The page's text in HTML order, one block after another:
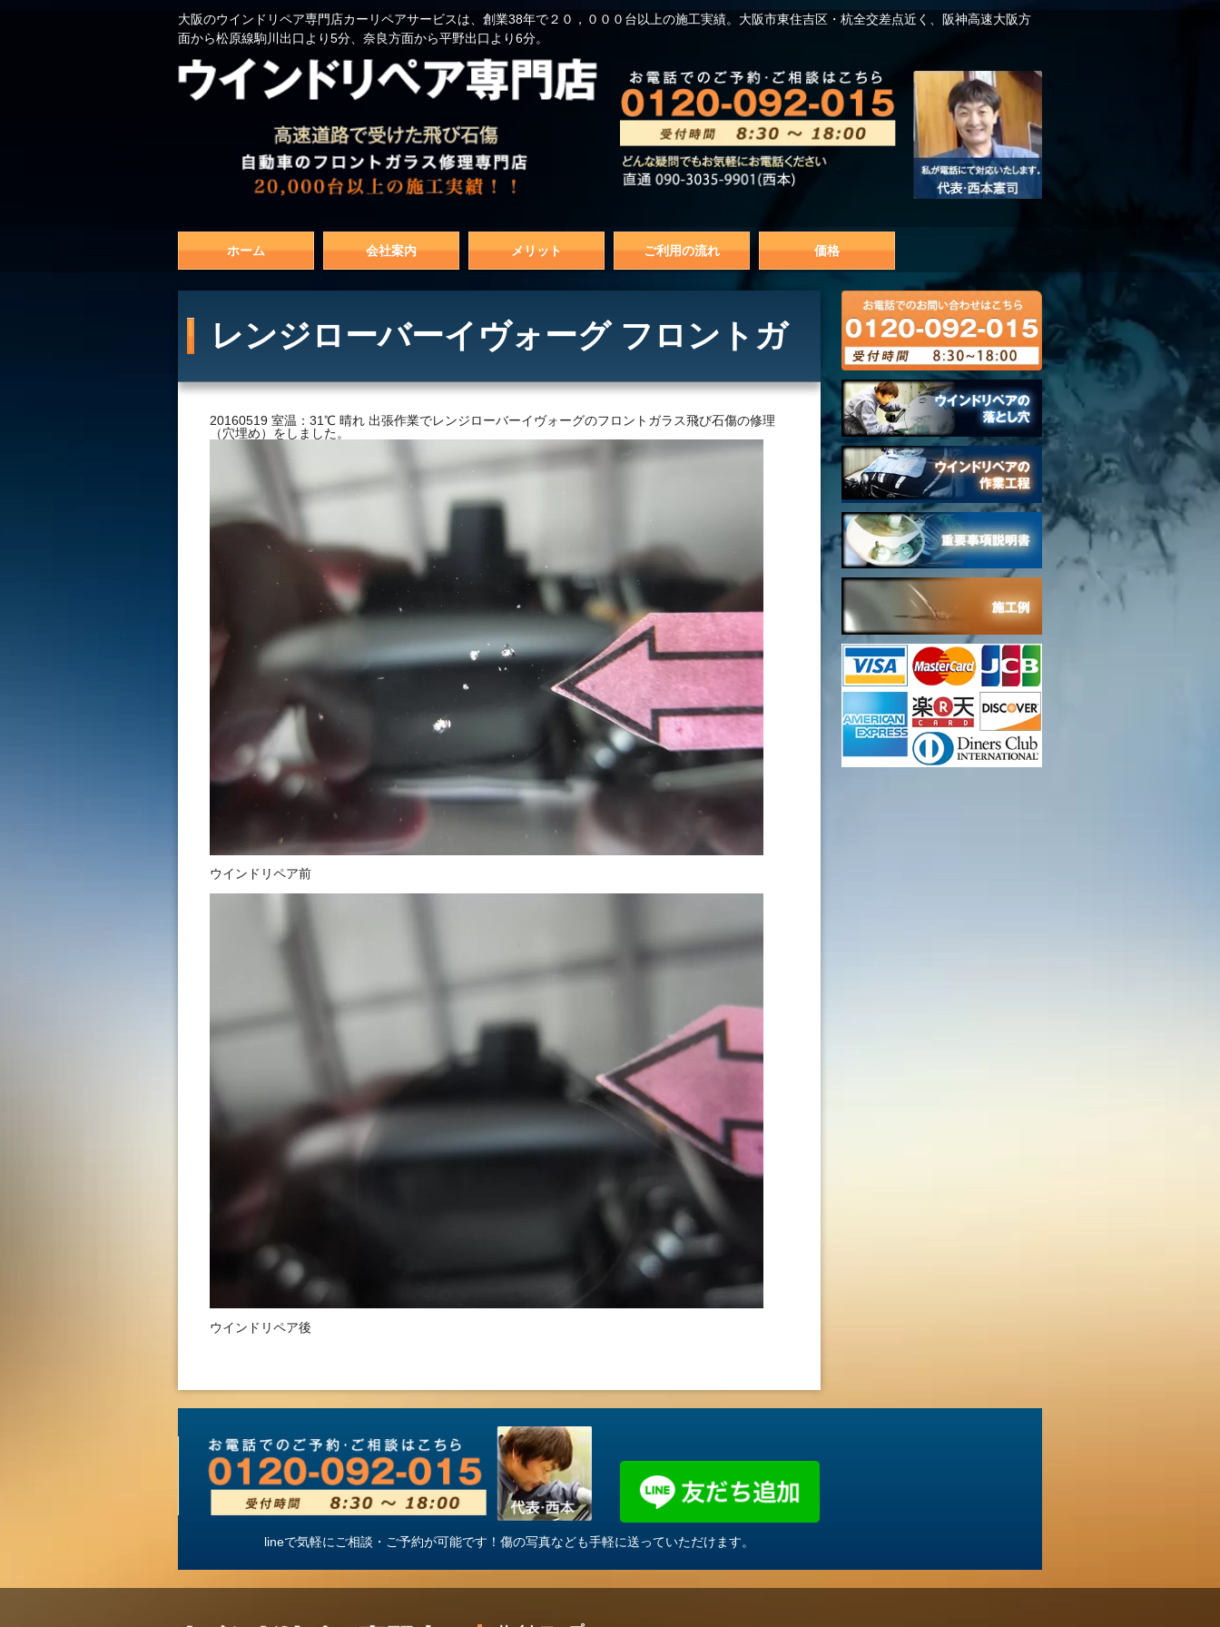
大阪のウインドリペア専門店カーリペアサービスは、創業38年で２０，０００台以上の施工実績。大阪市東住吉区・杭全交差点近く、阪神高速大阪方
面から松原線駒川出口より5分、奈良方面から平野出口より6分。
ホーム 会社案内 メリット ご利用の流れ 価格
レンジローバーイヴォーグ フロントガ
ラス修理
20160519 室温：31℃ 晴れ 出張作業でレンジローバーイヴォーグのフロントガラス飛び石傷の修理
（穴埋め）をしました。
ウインドリペア前
ウインドリペア後
lineで気軽にご相談・ご予約が可能です！傷の写真なども手軽に送っていただけます。